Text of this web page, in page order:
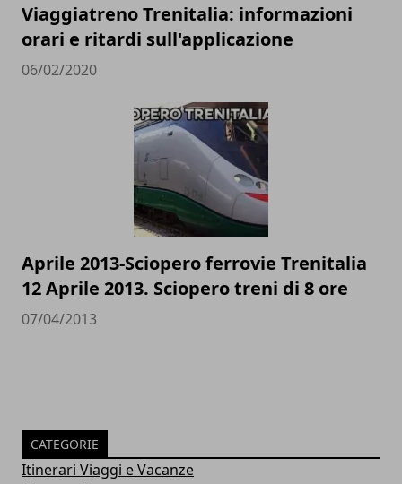
Viaggiatreno Trenitalia: informazioni
orari e ritardi sull'applicazione
06/02/2020
Aprile 2013-Sciopero ferrovie Trenitalia
12 Aprile 2013. Sciopero treni di 8 ore
07/04/2013
CATEGORIE
Itinerari Viaggi e Vacanze